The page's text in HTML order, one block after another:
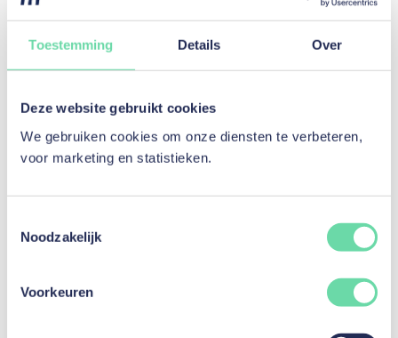
Toestemming Details Over
Deze website gebruikt cookies
We gebruiken cookies om onze diensten te verbeteren,
voor marketing en statistieken.
Noodzakelijk
Voorkeuren
Terugblik op 2025, vooruitblik op 2026!
Lees artikel